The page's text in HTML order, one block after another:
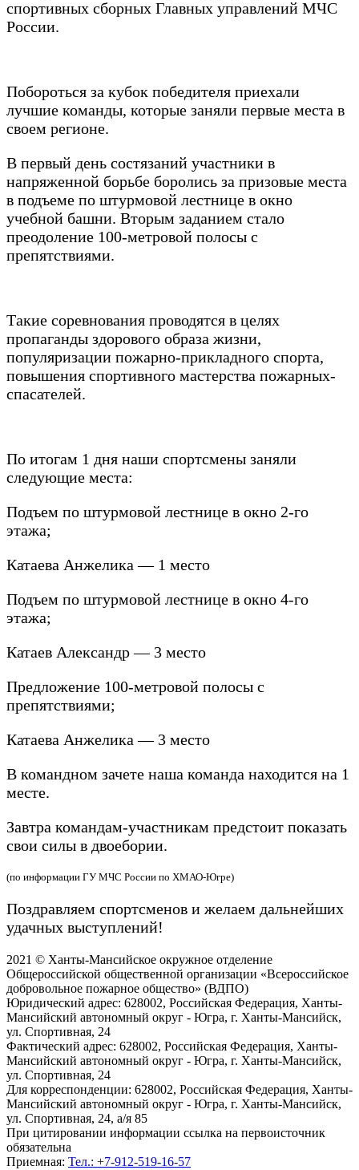
спортивных сборных Главных управлений МЧС
России.
Побороться за кубок победителя приехали
лучшие команды, которые заняли первые места в
своем регионе.
В первый день состязаний участники в
напряженной борьбе боролись за призовые места
в подъеме по штурмовой лестнице в окно
учебной башни. Вторым заданием стало
преодоление 100-метровой полосы с
препятствиями.
Такие соревнования проводятся в целях
пропаганды здорового образа жизни,
популяризации пожарно-прикладного спорта,
повышения спортивного мастерства пожарных-
спасателей.
По итогам 1 дня наши спортсмены заняли
следующие места:
Подъем по штурмовой лестнице в окно 2-го
этажа;
Катаева Анжелика — 1 место
Подъем по штурмовой лестнице в окно 4-го
этажа;
Катаев Александр — 3 место
Предложение 100-метровой полосы с
препятствиями;
Катаева Анжелика — 3 место
В командном зачете наша команда находится на 1
месте.
Завтра командам-участникам предстоит показать
свои силы в двоебории.
(по информации ГУ МЧС России по ХМАО-Югре)
Поздравляем спортсменов и желаем дальнейших
удачных выступлений!
2021 © Ханты-Мансийское окружное отделение
Общероссийской общественной организации «Всероссийское
добровольное пожарное общество» (ВДПО)
Юридический адрес: 628002, Российская Федерация, Ханты-
Мансийский автономный округ - Югра, г. Ханты-Мансийск,
ул. Спортивная, 24
Фактический адрес: 628002, Российская Федерация, Ханты-
Мансийский автономный округ - Югра, г. Ханты-Мансийск,
ул. Спортивная, 24
Для корреспонденции: 628002, Российская Федерация, Ханты-
Мансийский автономный округ - Югра, г. Ханты-Мансийск,
ул. Спортивная, 24, а/я 85
При цитировании информации ссылка на первоисточник
обязательна
Приемная: Тел.: +7-912-519-16-57